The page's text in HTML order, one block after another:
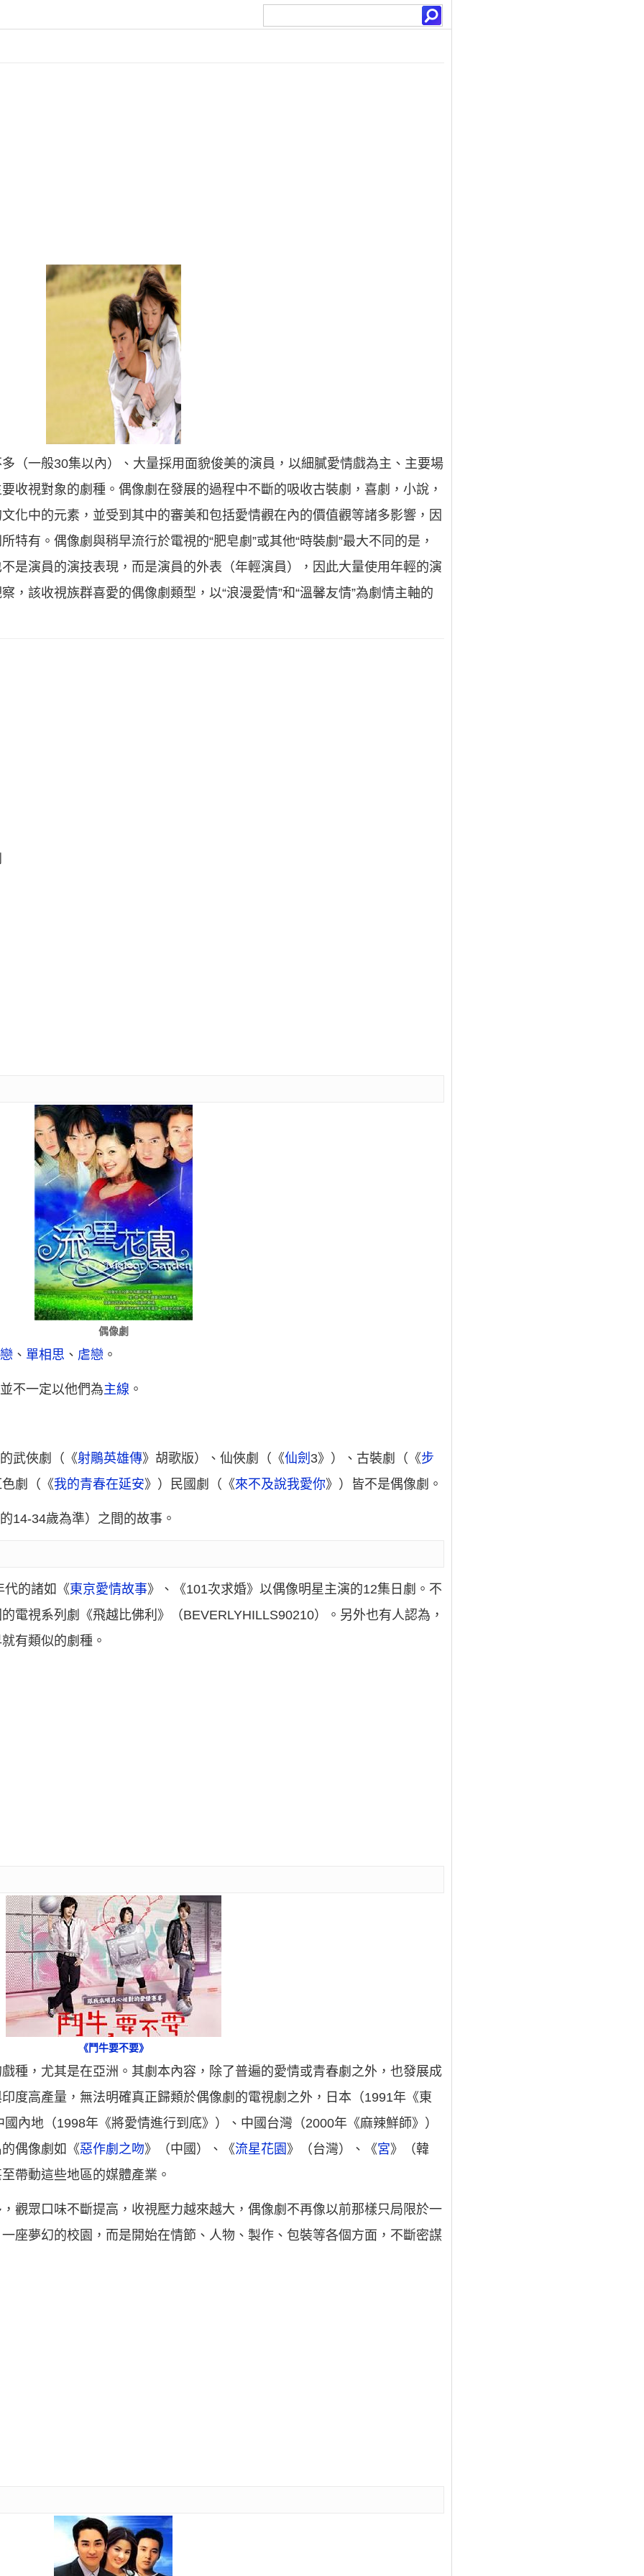
（一般30集以內）、大量採用面貌俊美的演員，以細膩愛情戲為主、主要場
收視對象的劇種。偶像劇在發展的過程中不斷的吸收古裝劇，喜劇，小說，
化中的元素，並受到其中的審美和包括愛情觀在內的價值觀等諸多影響，因
特有。偶像劇與稍早流行於電視的“肥皂劇”或其他“時裝劇”最大不同的是，
是演員的演技表現，而是演員的外表（年輕演員），因此大量使用年輕的演
，該收視族群喜愛的偶像劇類型，以“浪漫愛情”和“溫馨友情”為劇情主軸的
偶像劇
、 單相思 、 虐戀 。
不一定以他們為主線 。
武俠劇（《射鵰英雄傳》胡歌版）、仙俠劇（《仙劍 3》）、古裝劇（《步
劇（《我的青春在延安》）民國劇（《來不及說我愛你》）皆不是偶像劇。
14-34歲為準）之間的故事。
代的諸如《東京愛情故事》、《101次求婚》以偶像明星主演的12集日劇。不
電視系列劇《飛越比佛利》（BEVERLYHILLS90210）。另外也有人認為，
有類似的劇種。
《鬥牛要不要》
種，尤其是在亞洲。其劇本內容，除了普遍的愛情或青春劇之外，也發展成
度高產量，無法明確真正歸類於偶像劇的電視劇之外，日本（1991年《東
內地（1998年《將愛情進行到底》）、中國台灣（2000年《麻辣鮮師》）
偶像劇如《惡作劇之吻》（中國）、《流星花園 》（台灣）、《宮》（韓
帶動這些地區的媒體產業。
觀眾口味不斷提高，收視壓力越來越大，偶像劇不再像以前那樣只局限於一
座夢幻的校園，而是開始在情節、人物、製作、包裝等各個方面，不斷密謀